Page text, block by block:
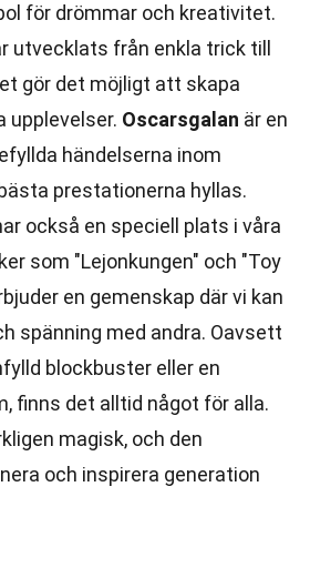
för drömmar och kreativitet.
utvecklats från enkla trick till
gör det möjligt att skapa
upplevelser. Oscarsgalan är en
händelserna inom
prestationerna hyllas.
också en speciell plats i våra
som "Lejonkungen" och "Toy
en gemenskap där vi kan
spänning med andra. Oavsett
blockbuster eller en
finns det alltid något för alla.
magisk, och den
och inspirera generation